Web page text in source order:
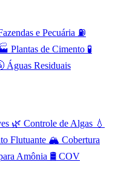
e Pecuária ⛽
Plantas de Cimento 🧪
Águas Residuais
🌿 Controle de Algas 💧
Flutuante 🏔️ Cobertura
Amônia 🛢️ COV